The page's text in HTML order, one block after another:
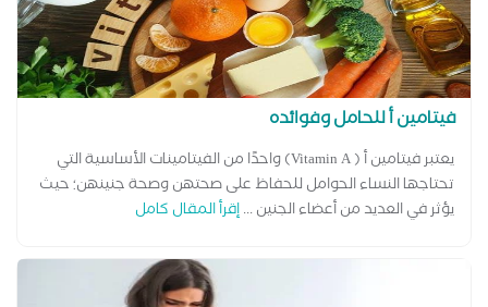
فيتامين أ للحامل وفوائده
يعتبر فيتامين أ ( Vitamin A) واحدًا من الفيتامينات الأساسية التي
تحتاجها النساء الحوامل للحفاظ على صحتهن وصحة جنينهن؛ حيث
يؤثر في العديد من أعضاء الجنين ...إقرأ المقال كامل